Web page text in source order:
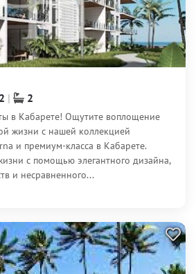
2 2
в Кабарете! Ощутите воплощение
жизни с нашей коллекцией
и премиум-класса в Кабарете.
с помощью элегантного дизайна,
и несравненного...